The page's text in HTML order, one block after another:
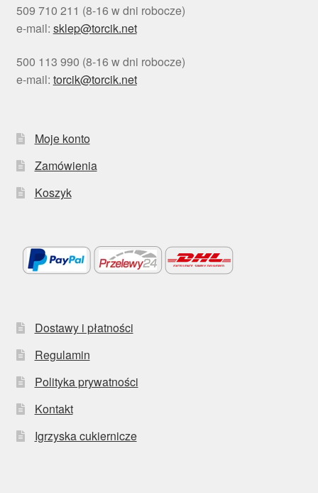
509 710 211 (8-16 w dni robocze)
e-mail: sklep@torcik.net
500 113 990 (8-16 w dni robocze)
e-mail: torcik@torcik.net
Moje konto
Zamówienia
Koszyk
Dostawy i płatności
Regulamin
Polityka prywatności
Kontakt
Igrzyska cukiernicze